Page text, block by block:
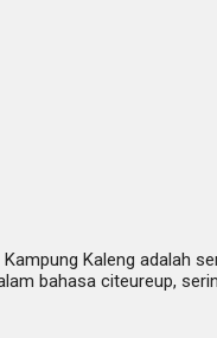
Kaleng adalah
bahasa citeureup,